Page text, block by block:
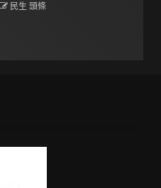
民生 頭條